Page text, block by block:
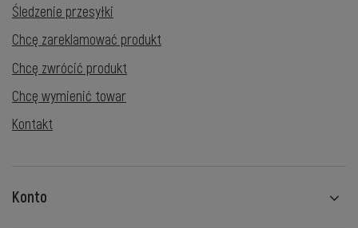
Śledzenie przesyłki
Chcę zareklamować produkt
Chcę zwrócić produkt
Chcę wymienić towar
Kontakt
Konto